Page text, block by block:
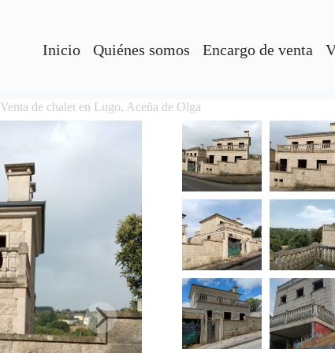
Inicio Quiénes somos Encargo de venta
Venta de chalet en Lugo, Aceña de Olga